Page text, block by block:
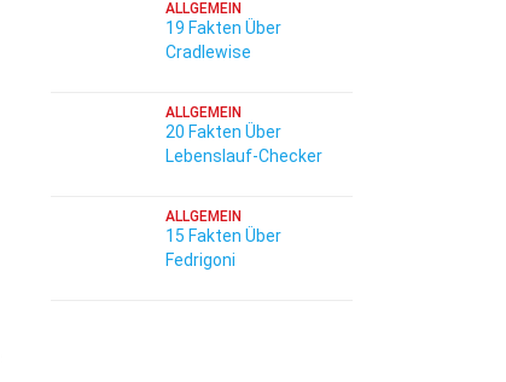
ALLGEMEIN
19 Fakten Über
Cradlewise
ALLGEMEIN
20 Fakten Über
Lebenslauf-Checker
ALLGEMEIN
15 Fakten Über
Fedrigoni